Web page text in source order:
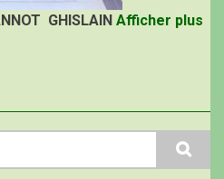
GHISLAIN Afficher plus